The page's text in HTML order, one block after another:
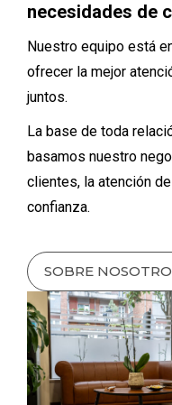
necesidades de
Nuestro equipo está
ofrecer la mejor
juntos.
La base de toda
basamos nuestro
clientes, la atención
confianza.
SOBRE